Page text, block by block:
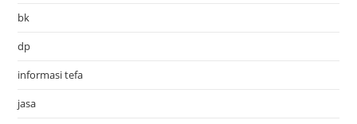
bk
dp
informasi tefa
jasa